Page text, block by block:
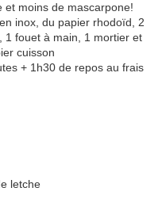
moins de mascarpone!
inox, du papier rhodoïd, 2
1 fouet à main, 1 mortier et
cuisson
+ 1h30 de repos au frais
letche